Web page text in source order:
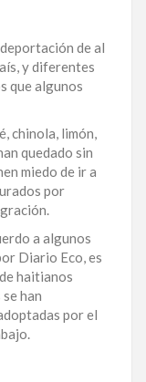
de al
y diferentes
que algunos
chinola, limón,
quedado sin
miedo de ir a
por
a algunos
Diario Eco, es
haitianos
han
por el